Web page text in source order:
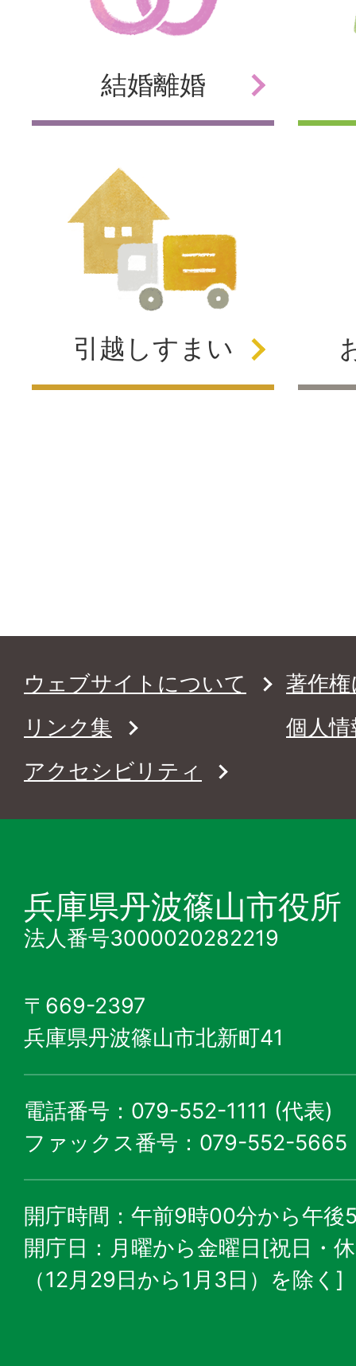
結婚離婚
引越しすまい
ウェブサイトについて
著作
リンク集
個人
アクセシビリティ
兵庫県丹波篠山市役所
法人番号3000020282219
〒669-2397
兵庫県丹波篠山市北新町41
電話番号：079-552-1111 (代表)
ファックス番号：079-552-5665
開庁時間：午前9時00分から午後
開庁日：月曜から金曜日[祝日・
（12月29日から1月3日）を除く]